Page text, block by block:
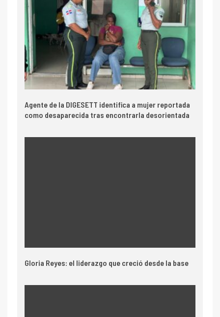
Agente de la DIGESETT identifica a mujer reportada
como desaparecida tras encontrarla desorientada
Gloria Reyes: el liderazgo que creció desde la base